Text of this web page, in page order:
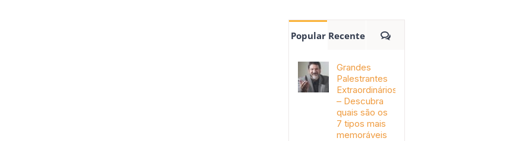
Popular Recente
Grandes
Palestrantes
Extraordinários
– Descubra
quais são os
7 tipos mais
memoráveis